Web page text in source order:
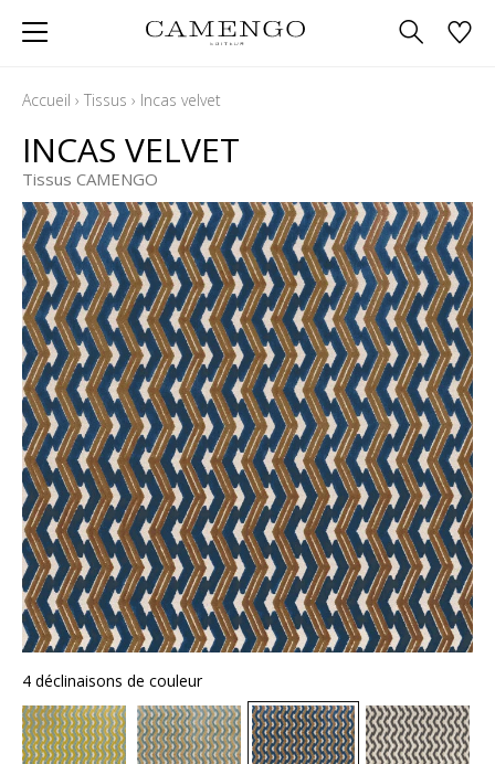
Accueil › Tissus › Incas velvet
INCAS VELVET
Tissus CAMENGO
4 déclinaisons de couleur